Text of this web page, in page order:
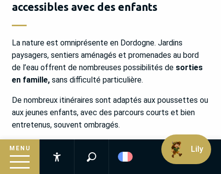
MENU
Recherche
accessibles avec des enfants
La nature est omniprésente en Dordogne. Jardins
paysagers, sentiers aménagés et promenades au bord
de l’eau offrent de nombreuses possibilités de sorties
en famille, sans difficulté particulière.
De nombreux itinéraires sont adaptés aux poussettes ou
aux jeunes enfants, avec des parcours courts et bien
entretenus, souvent ombragés.
Jardins, balades et activités nature accessibles
avec des enfants en Dordogne
Lily